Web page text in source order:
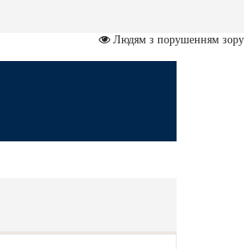
Людям з порушенням зору